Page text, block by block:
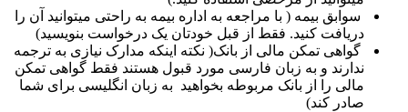
سوابق بیمه ( با مراجعه به اداره بیمه به راحتی میتوانید آن را
دریافت کنید. فقط از قبل خودتان یک درخواست بنویسید)
گواهی تمکن مالی از بانک( نکته اینکه مدارک نیازی به ترجمه
ندارند و به زبان فارسی مورد قبول هستند فقط گواهی تمکن
مالی را از بانک مربوطه بخواهید به زبان انگلیسی برای شما
صادر کند)